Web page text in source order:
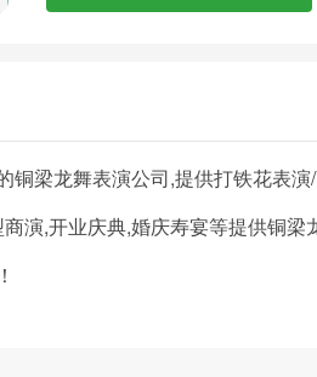
铜梁龙舞表演公司,提供打铁花表
演,开业庆典,婚庆寿宴等提供铜